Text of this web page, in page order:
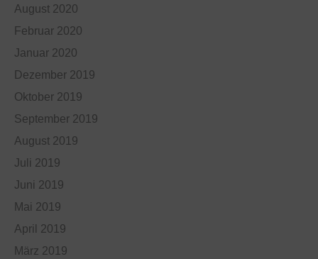
August 2020
Februar 2020
Januar 2020
Dezember 2019
Oktober 2019
September 2019
August 2019
Juli 2019
Juni 2019
Mai 2019
April 2019
März 2019